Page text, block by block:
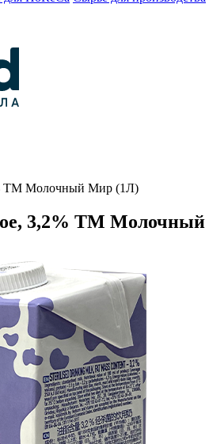
ТМ Молочный Мир (1Л)
3,2% ТМ